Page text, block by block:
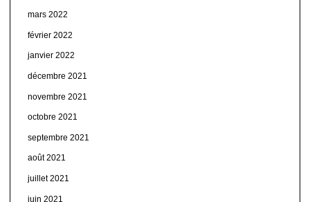
mars 2022
février 2022
janvier 2022
décembre 2021
novembre 2021
octobre 2021
septembre 2021
août 2021
juillet 2021
juin 2021